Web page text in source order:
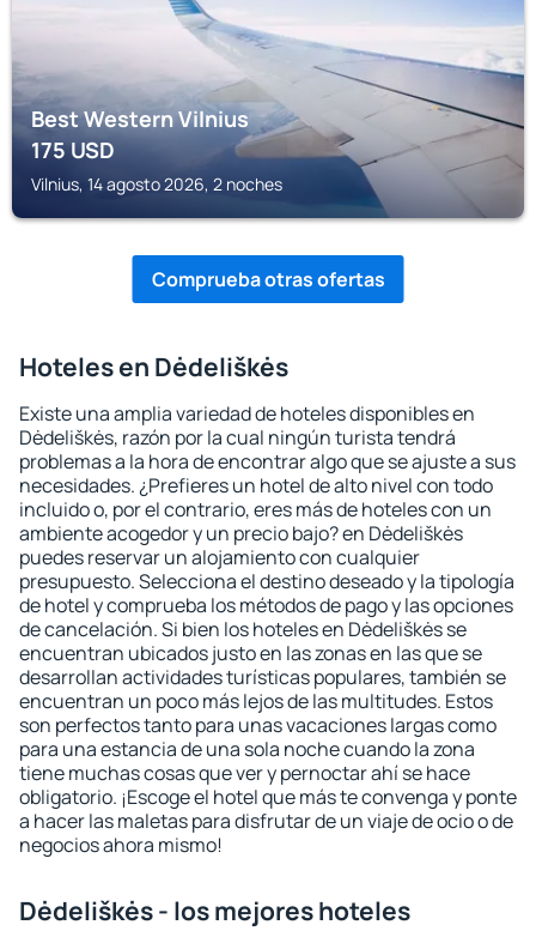
Best Western Vilnius
175USD
Vilnius, 14 agosto 2026, 2 noches
Comprueba otras ofertas
Hoteles en Dėdeliškės
Existe una amplia variedad de hoteles disponibles en
Dėdeliškės, razón por la cual ningún turista tendrá
problemas a la hora de encontrar algo que se ajuste a sus
necesidades. ¿Prefieres un hotel de alto nivel con todo
incluido o, por el contrario, eres más de hoteles con un
ambiente acogedor y un precio bajo? en Dėdeliškės
puedes reservar un alojamiento con cualquier
presupuesto. Selecciona el destino deseado y la tipología
de hotel y comprueba los métodos de pago y las opciones
de cancelación. Si bien los hoteles en Dėdeliškės se
encuentran ubicados justo en las zonas en las que se
desarrollan actividades turísticas populares, también se
encuentran un poco más lejos de las multitudes. Estos
son perfectos tanto para unas vacaciones largas como
para una estancia de una sola noche cuando la zona
tiene muchas cosas que ver y pernoctar ahí se hace
obligatorio. ¡Escoge el hotel que más te convenga y ponte
a hacer las maletas para disfrutar de un viaje de ocio o de
negocios ahora mismo!
Dėdeliškės - los mejores hoteles